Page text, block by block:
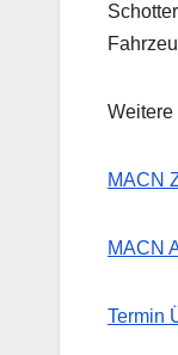
Weitere
MACN
MACN
Termin